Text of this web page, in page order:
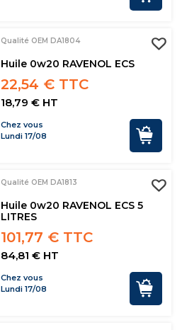
Qualité OEM DA1804
Huile 0w20 RAVENOL ECS
22,54 € TTC
18,79 € HT
Chez vous
Lundi 17/08
Qualité OEM DA1813
Huile 0w20 RAVENOL ECS 5
LITRES
101,77 € TTC
84,81 € HT
Chez vous
Lundi 17/08